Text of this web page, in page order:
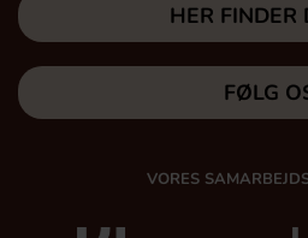
HER FINDER
FØLG
VORES